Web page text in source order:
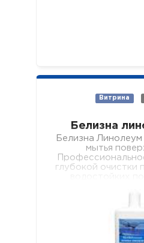
Витрина
Белизна
Белизна Линолеум
мытья
глубокой очистки